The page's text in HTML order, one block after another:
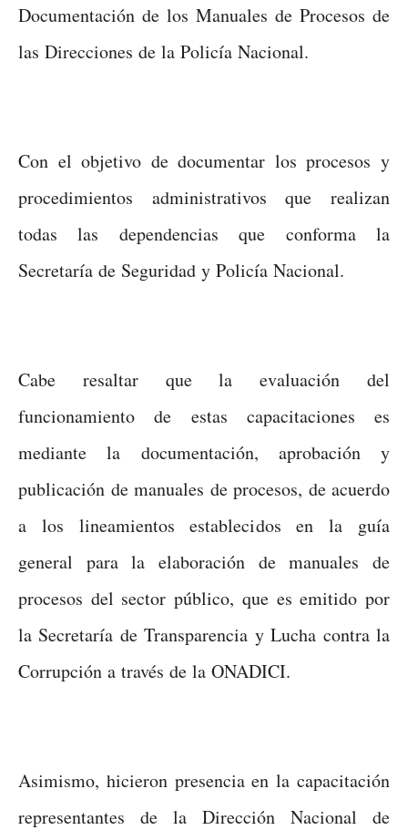
Documentación de los Manuales de Procesos de
las Direcciones de la Policía Nacional.
Con el objetivo de documentar los procesos y
procedimientos administrativos que realizan
todas las dependencias que conforma la
Secretaría de Seguridad y Policía Nacional.
Cabe resaltar que la evaluación del
funcionamiento de estas capacitaciones es
mediante la documentación, aprobación y
publicación de manuales de procesos, de acuerdo
a los lineamientos establecidos en la guía
general para la elaboración de manuales de
procesos del sector público, que es emitido por
la Secretaría de Transparencia y Lucha contra la
Corrupción a través de la ONADICI.
Asimismo, hicieron presencia en la capacitación
representantes de la Dirección Nacional de